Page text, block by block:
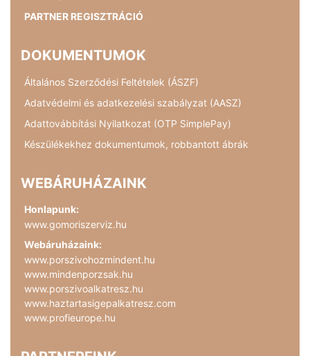
PARTNER REGISZTRÁCIÓ
DOKUMENTUMOK
Általános Szerződési Feltételek (ÁSZF)
Adatvédelmi és adatkezelési szabályzat (AASZ)
Adattovábbítási Nyilatkozat (OTP SimplePay)
Készülékekhez dokumentumok, robbantott ábrák
WEBÁRUHÁZAINK
Honlapunk:
www.gomoriszerviz.hu
Webáruházaink:
www.porszivohozmindent.hu
www.mindenporzsak.hu
www.porszivoalkatresz.hu
www.haztartasigepalkatresz.com
www.profieurope.hu